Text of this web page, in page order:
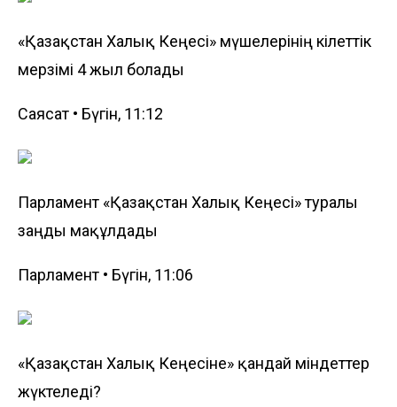
«Қазақстан Халық Кеңесі» мүшелерінің өкілеттік
мерзімі 4 жыл болады
Саясат • Бүгін, 11:12
Парламент «Қазақстан Халық Кеңесі» туралы
заңды мақұлдады
Парламент • Бүгін, 11:06
«Қазақстан Халық Кеңесіне» қандай міндеттер
жүктеледі?